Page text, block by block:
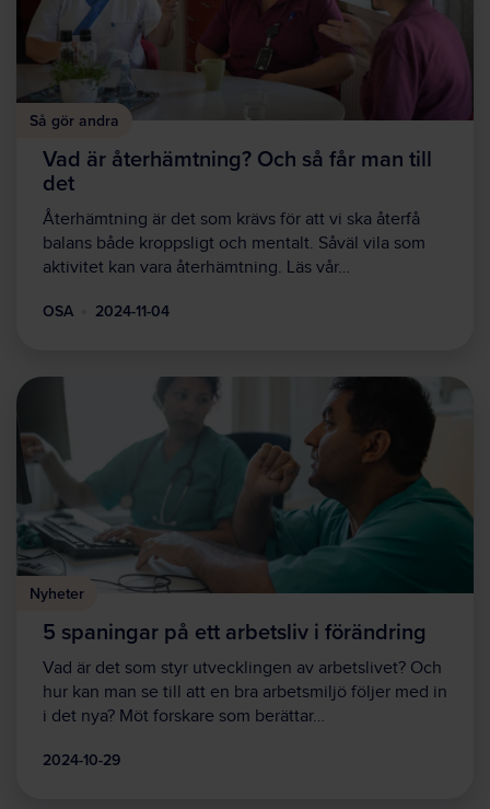
Så gör andra
Vad är återhämtning? Och så får man till
det
Återhämtning är det som krävs för att vi ska återfå
balans både kroppsligt och mentalt. Såväl vila som
aktivitet kan vara återhämtning. Läs vår…
OSA 2024-11-04
Nyheter
5 spaningar på ett arbetsliv i förändring
Vad är det som styr utvecklingen av arbetslivet? Och
hur kan man se till att en bra arbetsmiljö följer med in
i det nya? Möt forskare som berättar…
2024-10-29